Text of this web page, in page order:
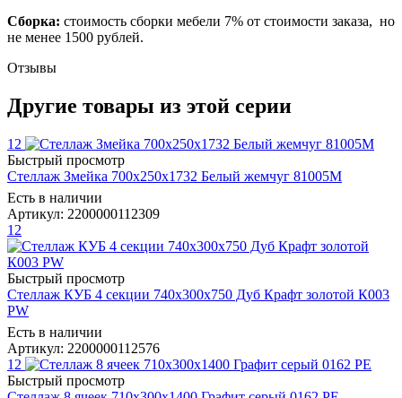
Сборка: стоимость сборки мебели 7% от стоимости заказа, но
не менее 1500 рублей.
Отзывы
Другие товары из этой серии
12
Быстрый просмотр
Стеллаж Змейка 700х250х1732 Белый жемчуг 81005М
Есть в наличии
Артикул: 2200000112309
12
Быстрый просмотр
Стеллаж КУБ 4 секции 740х300х750 Дуб Крафт золотой К003
РW
Есть в наличии
Артикул: 2200000112576
12
Быстрый просмотр